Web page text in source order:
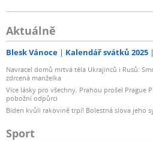
Aktuálně
Blesk Vánoce Kalendář svátků 2025
Navracel domů mrtvá těla Ukrajinců i Rusů:
zdrcená manželka
Více lásky pro všechny. Prahou prošel Prague
pobožní odpůrci
Biden kvůli rakovině trpí! Bolestná slova jeho
Sport